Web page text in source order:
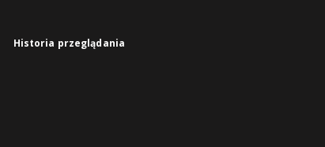
Historia przeglądania